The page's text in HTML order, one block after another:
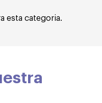
esta categoria.